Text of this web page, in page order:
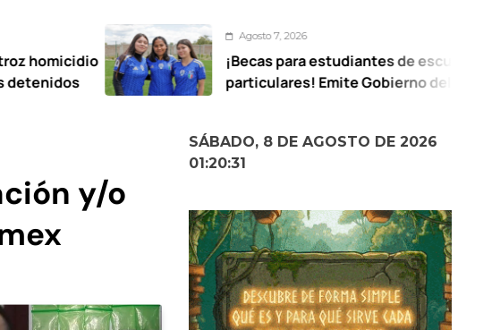
Agosto 7, 2026
¡Becas para estudiantes de escuelas
particulares! Emite Gobierno del EdoMéx
La
y/o
SÁBADO, 8 DE AGOSTO DE 2026
01:20:32